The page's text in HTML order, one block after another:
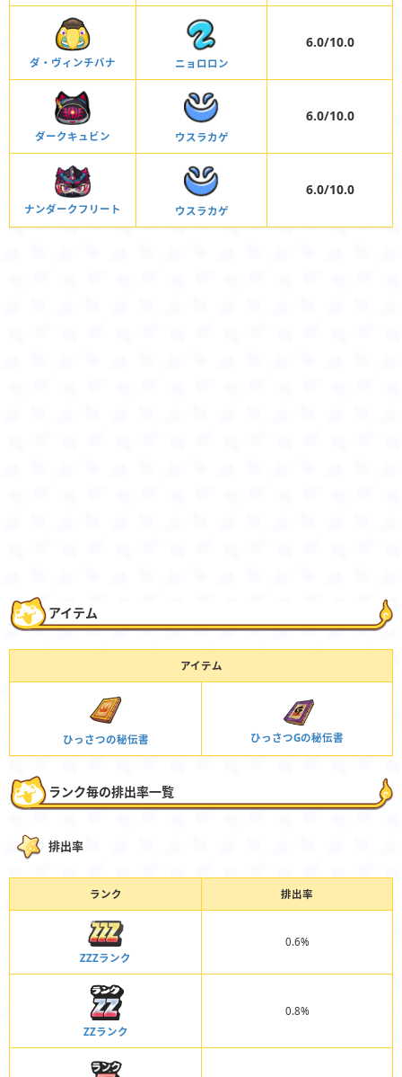
ダ・ヴィンチバナ ニョロロン
6.0/10.0
ダークキュビン ウスラカゲ
6.0/10.0
ナンダークフリート ウスラカゲ
6.0/10.0
アイテム
アイテム
ひっさつの秘伝書 ひっさつGの秘伝書
ランク毎の排出率一覧
排出率
ランク 排出率
ZZZランク
0.6%
ZZランク
0.8%